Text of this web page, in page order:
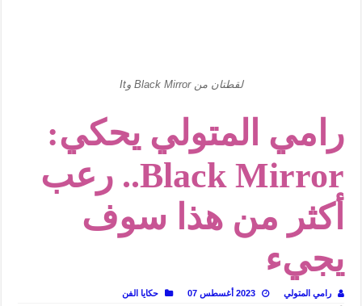
في أدب نورا ناجي.. كيف تنقذنا الذاكرة من شروخ الواقع؟
من «أرشيف ريبليكا» إلى «ساحر أوز».. رحلة بسمة ناجي مع الترجمة (الجزء الأول)
من مطابخ الأسواق لـ«الدليفري».. كيف طهت المدن قديماً طعامها؟
“الرحالة العرب واكتشاف أوروبا”.. قراءة جديدة لبدايات “الاستغراب”
عوالم منصورة عز الدين.. حين يصبح الزمن بطل الرواية
الطعام في الحضارة الإسلامية.. تاريخ يُقرأ بالنكهات
يوم شاهدت زينات صدقي على المسرح وسرحت!
لقطتان من Black Mirror وIt
رامي المتولي يحكي:
Black Mirror.. رعب
أكثر من هذا سوف
يجيء
رامي المتولي 2023 أغسطس 07 حكايا الفن